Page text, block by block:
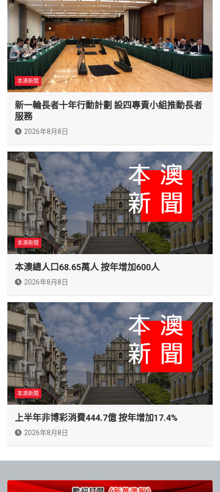
本澳新聞
新一輪長者十年行動計劃 設四專責小組推動長者
服務
2026年8月8日
本澳新聞
本澳總人口68.65萬人 按年增加600人
2026年8月8日
本澳新聞
上半年非博彩消費444.7億 按年增加17.4%
2026年8月8日